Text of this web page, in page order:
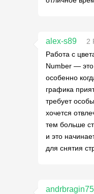
alex-s89
2
Работа с
Number —
особенно
графика
требует
хочется
тем больше
и это
для снятия